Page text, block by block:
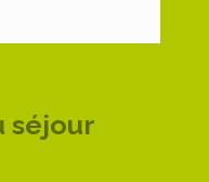
séjour